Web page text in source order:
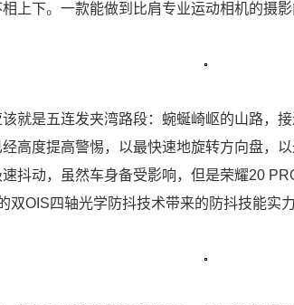
上下。一款能做到比肩专业运动相机的摄
就是五连发夹湾路段：蜿蜒崎岖的山路，
高度提高警惕，以最快速地旋转方向盘，
抖动，虽然车身备受影响，但是荣耀20
双OIS四轴光学防抖技术带来的防抖技能实力